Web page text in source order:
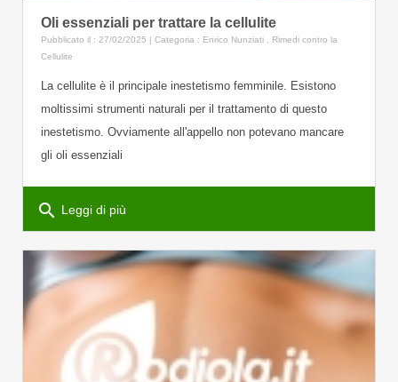
Oli essenziali per trattare la cellulite
Pubblicato il : 27/02/2025 | Categoria : Enrico Nunziati
Rimedi contro la
Cellulite
La cellulite è il principale inestetismo femminile. Esistono
moltissimi strumenti naturali per il trattamento di questo
inestetismo. Ovviamente all'appello non potevano mancare
gli oli essenziali
search Leggi di più